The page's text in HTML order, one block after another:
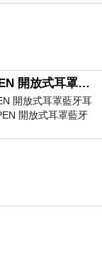
開箱｜JLab Jbuds OPEN 開放式耳罩藍牙耳機 - 設計美學，輕巧、透氣、環境音全物理達成！
開放式耳罩藍牙耳
開放式耳罩藍牙
喜愛美型工